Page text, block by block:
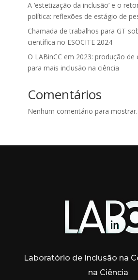
A ‘estetização da inclusão’ e o
política: reflexões de estágio de
Chamada de trabalhos para GT
científica no ESOCITE 2024
O LABinCC em 2023: produção
para mais inclusão na ciência
Comentários
Nenhum comentário para mostrar.
Laboratório de Inclusão na
na Ciência